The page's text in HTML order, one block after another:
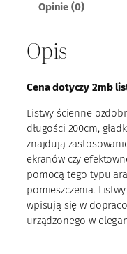
ś
c
e
n
a
R
1
-
1
1
Opinie (0)
Opis
Cena dotyczy 2mb
Listwy ścienne
długości 200cm,
znajdują
ekranów czy
pomocą tego typu
pomieszczenia.
wpisują się w
urządzonego w